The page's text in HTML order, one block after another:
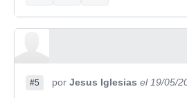
#5 por Jesus Iglesias el 19/05/